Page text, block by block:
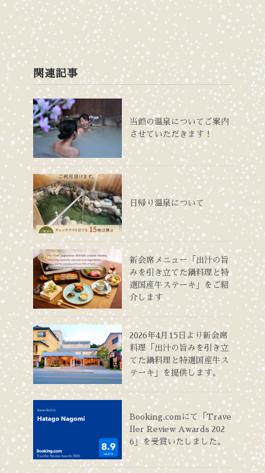
関連記事
当館の温泉についてご案内
させていただきます！
日帰り温泉について
新会席メニュー「出汁の旨
みを引き立てた鍋料理と特
選国産牛ステーキ」をご紹
介します
2026年4月15日より新会席
料理「出汁の旨みを引き立
てた鍋料理と特選国産牛ス
テーキ」を提供します。
Booking.comにて「Trave
ller Review Awards 202
6」を受賞いたしました。